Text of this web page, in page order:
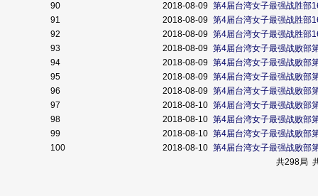
90
2018-08-09 第4届台湾女子最强战胜部
91
2018-08-09 第4届台湾女子最强战胜部
92
2018-08-09 第4届台湾女子最强战胜部
93
2018-08-09 第4届台湾女子最强战败部
94
2018-08-09 第4届台湾女子最强战败部
95
2018-08-09 第4届台湾女子最强战败部
96
2018-08-09 第4届台湾女子最强战败部
97
2018-08-10 第4届台湾女子最强战败部
98
2018-08-10 第4届台湾女子最强战败部
99
2018-08-10 第4届台湾女子最强战败部
100
2018-08-10 第4届台湾女子最强战败部
共298局